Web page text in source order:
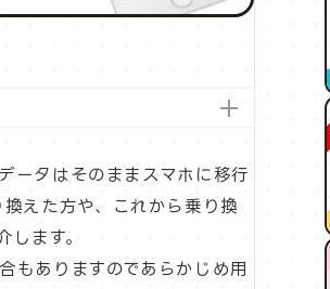
ータはそのままスマホに移行
えた方や、これから乗り換
します。
もありますのであらかじめ用